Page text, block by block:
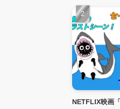
NETFLIX映画